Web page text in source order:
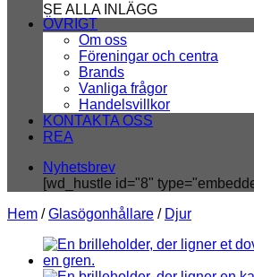
SE ALLA INLÄGG
ÖVRIGT
Om oss
Föreningar och centra
Brands
Vanliga frågor
Handelsvillkor
KONTAKTA OSS
REA
Nyhetsbrev
[wd_hustle id="8"
Hem / Glasögonhållare / Djur